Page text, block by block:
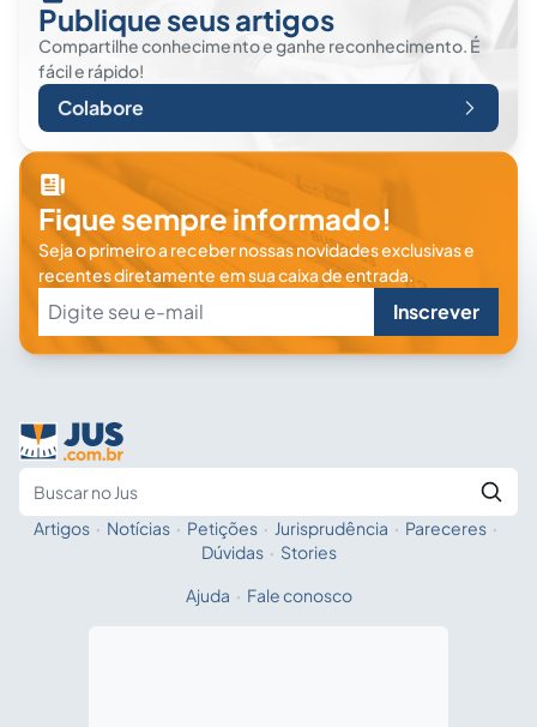
Publique seus artigos
Compartilhe conhecimento e ganhe reconhecimento. É
fácil e rápido!
Colabore
Fique sempre informado!
Seja o primeiro a receber nossas novidades exclusivas e
recentes diretamente em sua caixa de entrada.
Inscrever
Fale com a IA
Artigos · Notícias · Petições · Jurisprudência · Pareceres ·
Dúvidas · Stories
Ajuda · Fale conosco